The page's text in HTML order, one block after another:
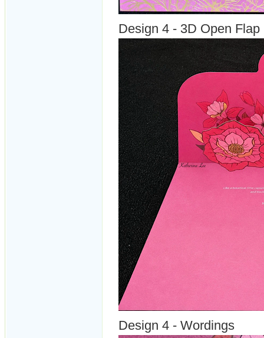
Design 4 - 3D Open Flap
Design 4 - Wordings